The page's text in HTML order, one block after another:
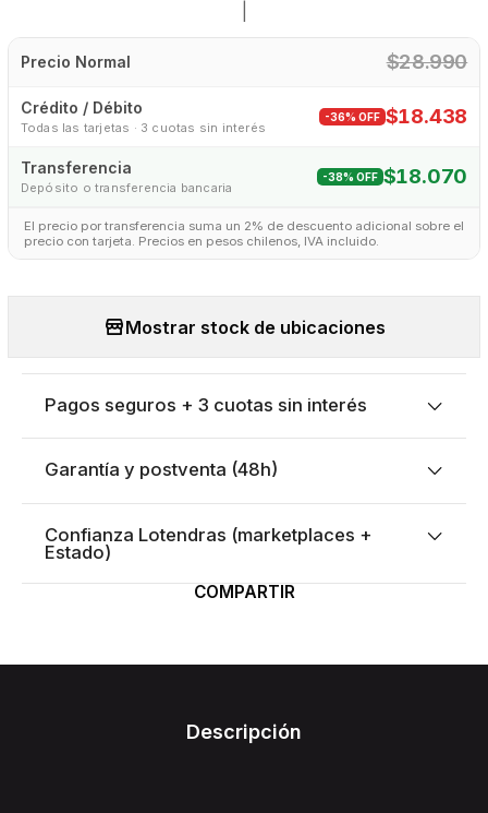
Precio Normal $28.990
Crédito / Débito
Todas las tarjetas · 3 cuotas sin interés
-36% OFF $18.438
Transferencia
Depósito o transferencia bancaria
-38% OFF $18.070
El precio por transferencia suma un 2% de descuento adicional sobre el
precio con tarjeta. Precios en pesos chilenos, IVA incluido.
Mostrar stock de ubicaciones
Pagos seguros + 3 cuotas sin interés
Garantía y postventa (48h)
Confianza Lotendras (marketplaces +
Estado)
COMPARTIR
Descripción